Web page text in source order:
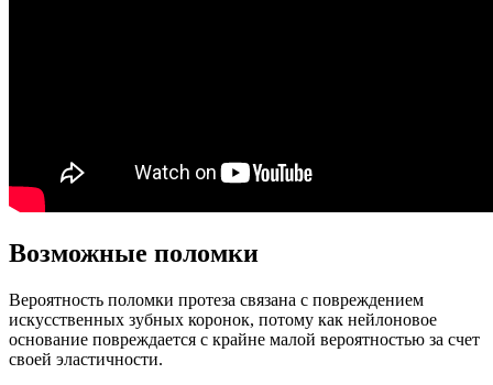
Возможные поломки
Вероятность поломки протеза связана с повреждением
искусственных зубных коронок, потому как нейлоновое
основание повреждается с крайне малой вероятностью за счет
своей эластичности.